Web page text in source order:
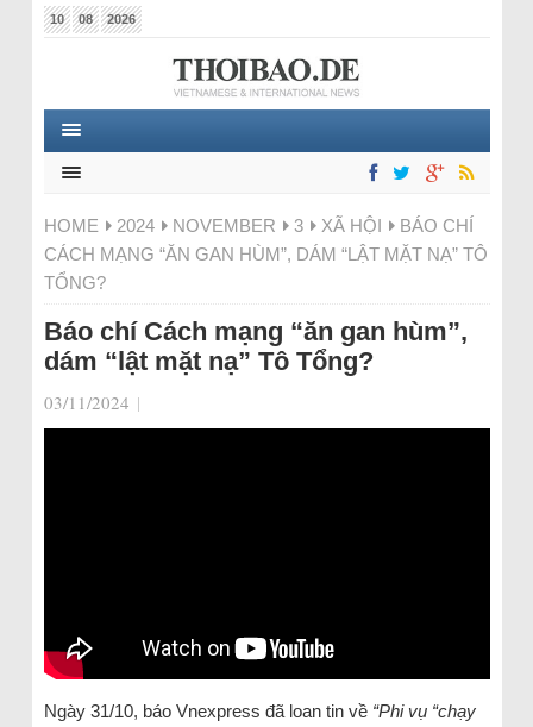
10 08 2026
HOME 2024 NOVEMBER 3 XÃ HỘI
BÁO CHÍ
CÁCH MẠNG “ĂN GAN HÙM”, DÁM “LẬT MẶT NẠ” TÔ
TỔNG?
Báo chí Cách mạng “ăn gan hùm”,
dám “lật mặt nạ” Tô Tổng?
03/11/2024 |
Ngày 31/10, báo Vnexpress đã loan tin về “Phi vụ “chạy